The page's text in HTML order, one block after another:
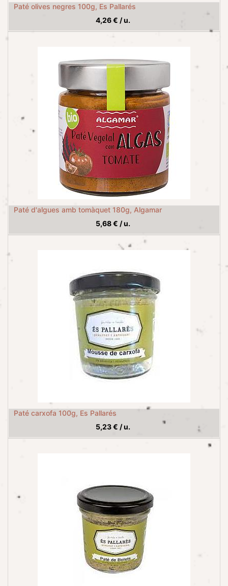
Paté olives negres 100g, Es Pallarés
4,26€ /u.
Paté d'algues amb tomàquet 180g, Algamar
5,68€ /u.
Paté carxofa 100g, Es Pallarés
5,23€ /u.